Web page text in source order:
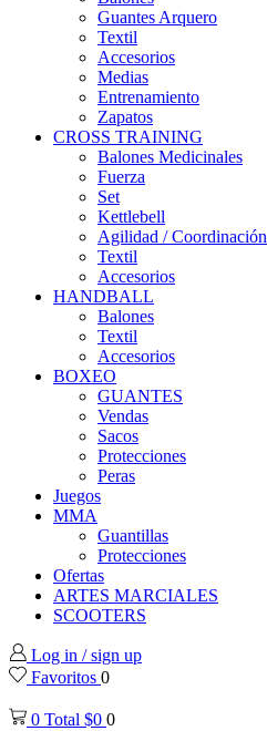
Guantes Arquero
Textil
Accesorios
Medias
Entrenamiento
Zapatos
CROSS TRAINING
Balones Medicinales
Fuerza
Set
Kettlebell
Agilidad / Coordinación
Textil
Accesorios
HANDBALL
Balones
Textil
Accesorios
BOXEO
GUANTES
Vendas
Sacos
Protecciones
Peras
Juegos
MMA
Guantillas
Protecciones
Ofertas
ARTES MARCIALES
SCOOTERS
Log in / sign up
Favoritos 0
0 Total $0 0